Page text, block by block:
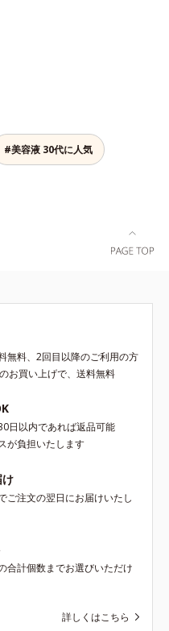
#美容液 30代に人気
無料、2回目以降のご利用の方
お買い上げで、送料無料
日以内であれば返品可能
が負担いたします
ご注文の翌日にお届けいたし
合計個数までお選びいただけ
詳しくはこちら